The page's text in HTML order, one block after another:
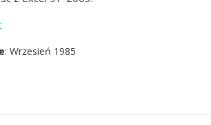
: Wrzesień 1985